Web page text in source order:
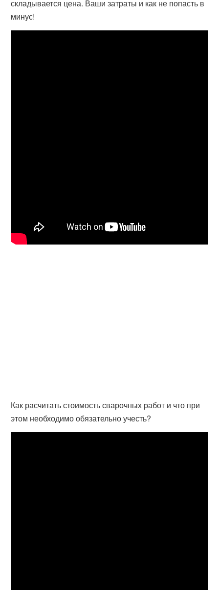
складывается цена. Ваши затраты и как не попасть в
минус!
Как расчитать стоимость сварочных работ и что при
этом необходимо обязательно учесть?